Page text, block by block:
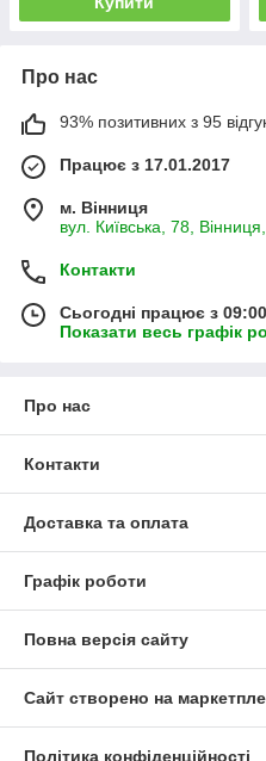
Про нас
93% позитивних з 95
Працює з 17.01.2017
м. Вінниця
вул. Київська, 78,
Контакти
Сьогодні працює з
Показати весь графік
Про нас
Контакти
Доставка та оплата
Графік роботи
Повна версія сайту
Сайт створено на
Політика конфіденційності